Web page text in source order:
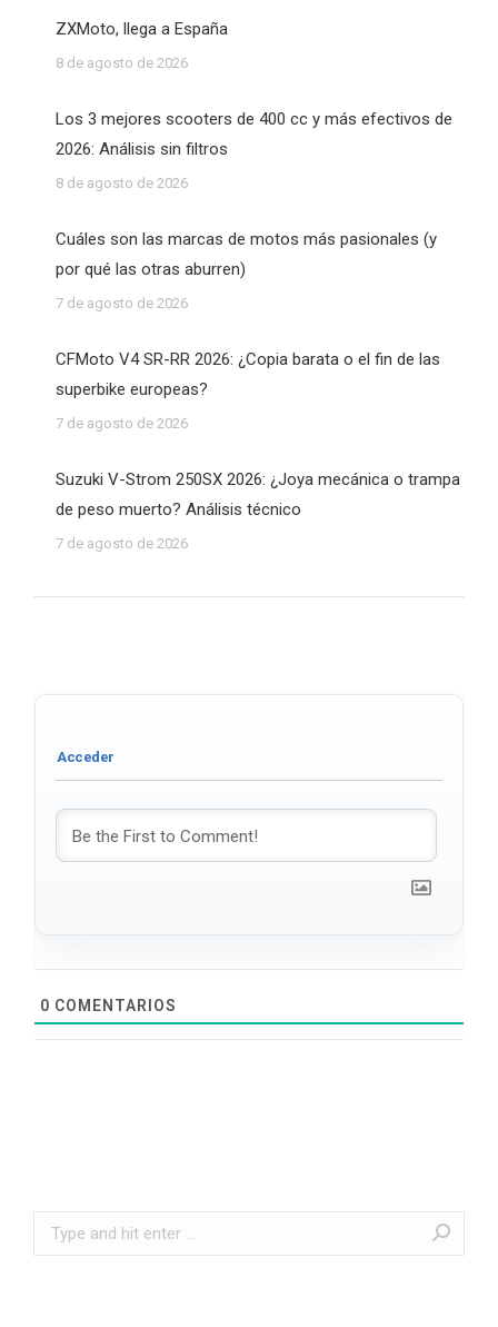
ZXMoto, llega a España
8 de agosto de 2026
Los 3 mejores scooters de 400 cc y más efectivos de
2026: Análisis sin filtros
8 de agosto de 2026
Cuáles son las marcas de motos más pasionales (y
por qué las otras aburren)
7 de agosto de 2026
CFMoto V4 SR-RR 2026: ¿Copia barata o el fin de las
superbike europeas?
7 de agosto de 2026
Suzuki V-Strom 250SX 2026: ¿Joya mecánica o trampa
de peso muerto? Análisis técnico
7 de agosto de 2026
0 COMENTARIOS
Search: